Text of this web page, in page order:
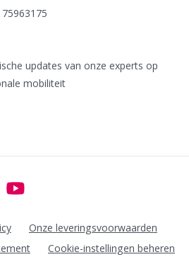
updates van onze experts op
mobiliteit
LinkedInBlueSky
Goudappel YouTube
Onze leveringsvoorwaarden
Cookie-instellingen beheren